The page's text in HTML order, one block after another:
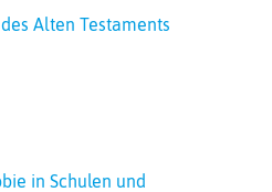
Alten Testaments
in Schulen und